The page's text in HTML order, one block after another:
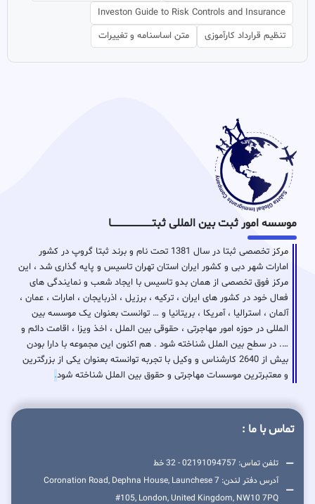
Investon Guide to Risk Controls and Insurance
تنظیم قرارداد کارآموزی
متن اساسنامه و تغییرات
موسسه امور ثبت بین المللی ثبتـــــــــــــــــــــــــــــا
مرکز تخصصی ثبتا در سال 1381 تحت نام و برند ثبتا گروپ در کشور
امارات شهر دبی و کشور ایران استان تهران تاسیس و پایه گذاری شد ، این
مرکز فوق تخصصی از همان بدو تاسیس با ایجاد شعب و نمایندگی های
فعال خود در کشور های ایران ، ترکیه ، برزیل ، اذربایجان ، امارات ، عمان ،
آلمان ، استرالیا ، آمریکا ، بریتانیا و … توانست بعنوان یک موسسه بین
المللی در حوزه امور مهاجرتی ، حقوقی بین الملل ، اخذ ویزا ، اقامت دائم و
…. در سطح بین الملل شناخته شود . هم اکنون این مجموعه با دارا بودن
بیش از 2640 کارشناس و وکیل با تجربه توانسته بعنوان یکی از بزرگترین
و معتبرترین موسسات مهاجرتی و حقوق بین الملل شناخته شود.
تماس با ما :
تلفن تماس: 02191094757 - 32 خط
آدرس دفتر لندن: 7 Coronation Road, Dephna House, Launchese
#105, London, United Kingdom, NW10 7PQ